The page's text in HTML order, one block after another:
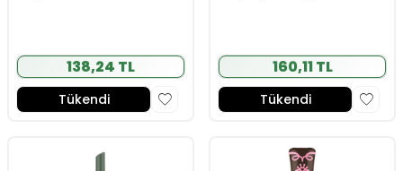
138,24 TL
Tükendi
160,11 TL
Tükendi